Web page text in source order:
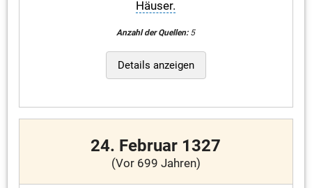
Häuser.
Anzahl der Quellen:5
Details anzeigen
24. Februar 1327
(Vor 699 Jahren)